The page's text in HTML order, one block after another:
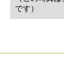
です）